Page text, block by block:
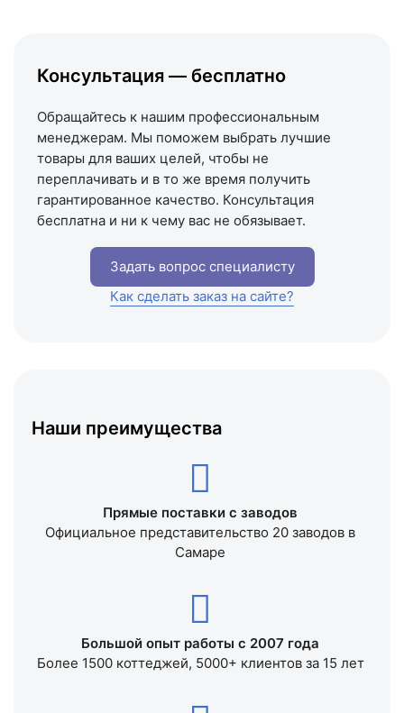
Схема проезда
Наши преимущества
Прямые поставки с заводов
Официальное представительство 20 заводов в
Самаре
Большой опыт работы с 2007 года
Более 1500 коттеджей, 5000+ клиентов за 15 лет
Консультация — бесплатно
Обращайтесь к нашим профессиональным
менеджерам. Мы поможем выбрать лучшие
товары для ваших целей, чтобы не
переплачивать и в то же время получить
гарантированное качество. Консультация
бесплатна и ни к чему вас не обязывает.
Задать вопрос специалисту
Как сделать заказ на сайте?